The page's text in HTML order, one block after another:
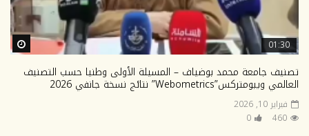
01:30
تصنيف جامعة محمد بوضياف – المسيلة الأولى وطنيا حسب التصنيف
العالمي ويبومتركس”Webometrics” نتائج نسخة جانفي 2026
فبراير 10, 2026
460
0